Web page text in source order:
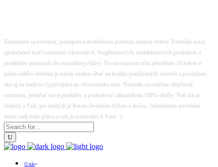
Zaoberáme sa výrobou, predajom a distribúciou potravín zdravej výživy. Portfólio našej
spoločnosti tvorí sortiment celozrnných, bezgluténových, bezlaktózových produktov a
produktov patriacich do racionálnej výživy. Na slovenskom trhu pôsobíme 18 rokov a
počas celého obdobia je našou snahou dbať na kvalitu používaných surovín a produktov,
ako aj na tradíciu vyplývajúcu zo slovenského trhu. Neustále sa snažíme zlepšovať
sortiment, prinášať nové produkty a poskytovať zákazníkom 100% služby. Náš tím je
zložený z ľudí, pre ktorých je Ravita životným štýlom a dušou. Jednoducho povedané
máme radi našu prácu a radi ju posúvame k Vám. :)
O nás